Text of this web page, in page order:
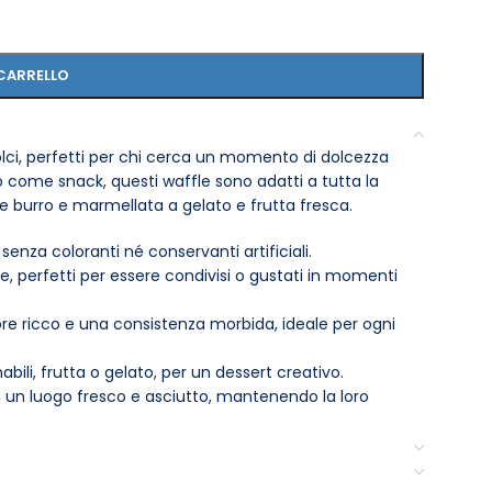
perfetti per chi cerca un momento di dolcezza
come snack, questi waffle sono adatti a tutta la
burro e marmellata a gelato e frutta fresca.
coloranti né conservanti artificiali.
perfetti per essere condivisi o gustati in momenti
ricco e una consistenza morbida, ideale per ogni
frutta o gelato, per un dessert creativo.
luogo fresco e asciutto, mantenendo la loro
confezione e sono pronti per essere serviti.
per qualche secondo nel tostapane o nel